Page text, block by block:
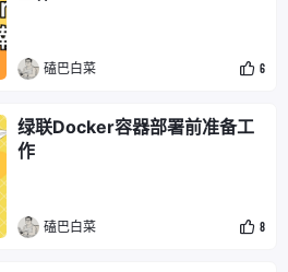
磕巴白菜 6
绿联Docker容器部署前准备工
作
磕巴白菜 8